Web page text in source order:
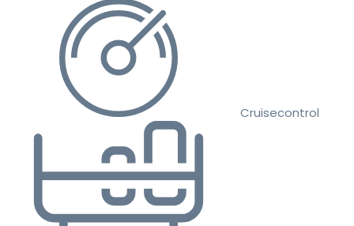
Cruisecontrol